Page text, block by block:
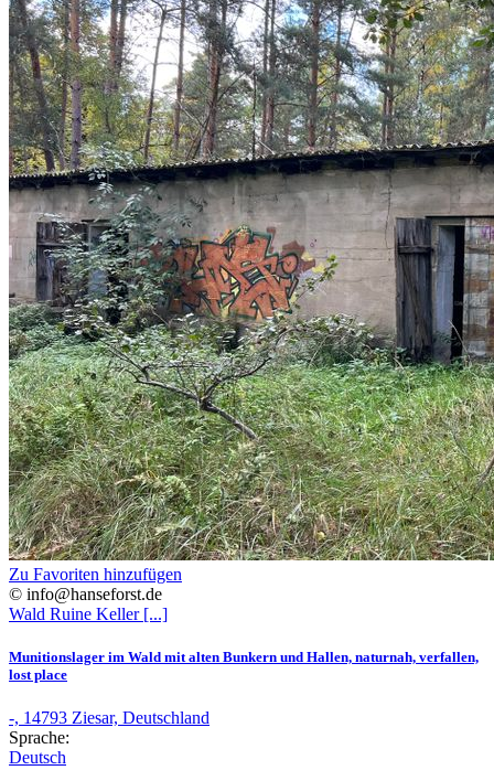
Zu Favoriten hinzufügen
© info@hanseforst.de
Wald Ruine Keller [...]
Munitionslager im Wald mit alten Bunkern und Hallen, naturnah, verfallen,
lost place
-, 14793 Ziesar, Deutschland
Sprache:
Deutsch